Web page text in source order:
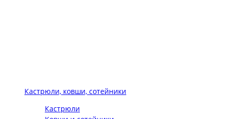
Кастрюли, ковши, сотейники
Кастрюли